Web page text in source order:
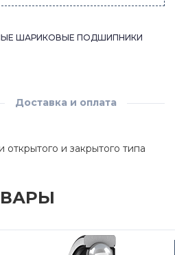
ШАРИКОВЫЕ ПОДШИПНИКИ
Доставка и оплата
и закрытого типа
Под заказ